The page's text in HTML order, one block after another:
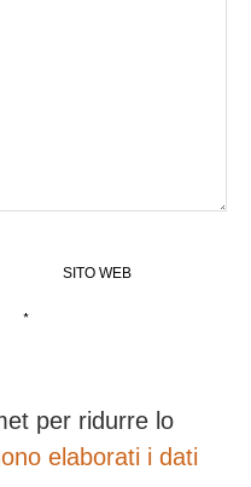
*
SITO WEB
per ridurre lo
elaborati i dati